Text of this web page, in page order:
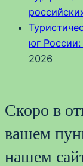
юг России:
2026
Скоро в
вашем
нашем